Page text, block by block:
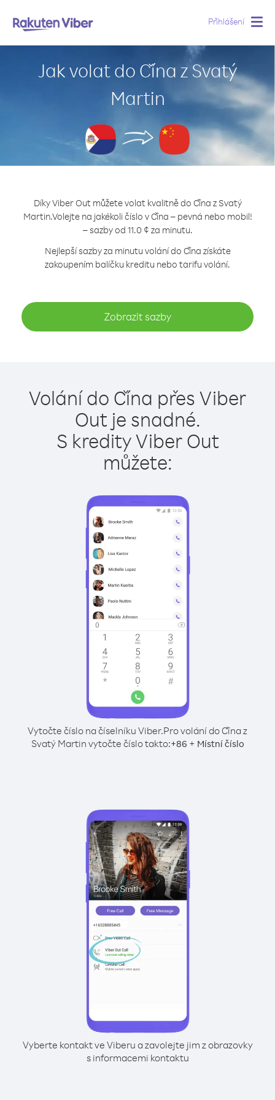
Přihlášení
Jak volat do Čína z Svatý
Martin
Díky Viber Out můžete volat kvalitně do Čína z Svatý
Martin.Volejte na jakékoli číslo v Čína – pevná nebo mobil!
– sazby od 11.0 ¢ za minutu.
Nejlepší sazby za minutu volání do Čína získáte
zakoupením balíčku kreditu nebo tarifu volání.
Zobrazit sazby
Volání do Čína přes Viber
Out je snadné.
S kredity Viber Out
můžete:
Vytočte číslo na číselníku Viber.Pro volání do Čína z
Svatý Martin vytočte číslo takto:+86 + Místní číslo
Vyberte kontakt ve Viberu a zavolejte jim z obrazovky
s informacemi kontaktu